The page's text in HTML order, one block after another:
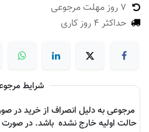
حداکثر 4 روز کاری
شرایط
مرجوعی به دلیل انصراف از خرید در
حالت اولیه خارج نشده باشد. در صورت